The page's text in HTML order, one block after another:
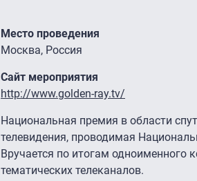
Место проведения
Москва, Россия
Сайт мероприятия
http://www.golden-ray.tv/
Национальная премия в области
телевидения, проводимая
Вручается по итогам одноименного
тематических телеканалов.